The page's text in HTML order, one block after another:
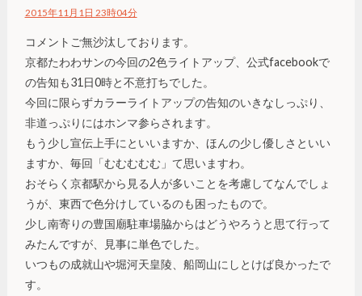
2015年11月1日 23時04分
コメントご無沙汰しております。
京都たわわサンの今回の2色ライトアップ、公式facebookで
の告知も31日0時と不意打ちでした。
今回に限らずカラーライトアップの告知のいきなしっぷり、
非道っぷりにはホンマ参らされます。
もう少し宣伝上手にといいますか、ほんの少し優しさといい
ますか、毎回「むむむむむ」て思いますわ。
おそらく京都駅から見る人が多いことを考慮してなんでしょ
うが、東西で色分けしているのも困ったもので。
少し南寄りの豊国廟駐車場脇からはどうやろうと思て行って
みたんですが、見事に単色でした。
いつもの成就山や堀河天皇陵、船岡山にしとけば良かったで
す。